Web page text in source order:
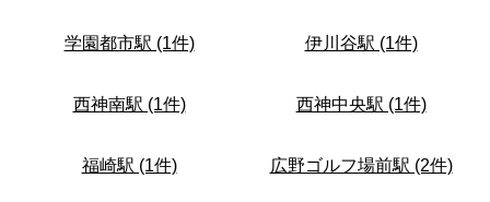
学園都市駅 (1件) 伊川谷駅 (1件)
西神南駅 (1件) 西神中央駅 (1件)
福崎駅 (1件) 広野ゴルフ場前駅 (2件)